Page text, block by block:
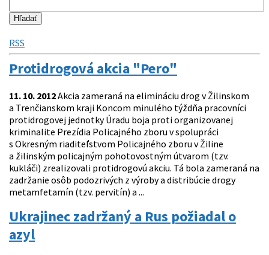
RSS
Protidrogová akcia "Pero"
11. 10. 2012Akcia zameraná na elimináciu drog v Žilinskom
a Trenčianskom kraji Koncom minulého týždňa pracovníci
protidrogovej jednotky Úradu boja proti organizovanej
kriminalite Prezídia Policajného zboru v spolupráci
s Okresným riaditeľstvom Policajného zboru v Žiline
a žilinským policajným pohotovostným útvarom (tzv.
kukláči) zrealizovali protidrogovú akciu. Tá bola zameraná na
zadržanie osôb podozrivých z výroby a distribúcie drogy
metamfetamín (tzv. pervitín) a ...
Ukrajinec zadržaný a Rus požiadal o
azyl